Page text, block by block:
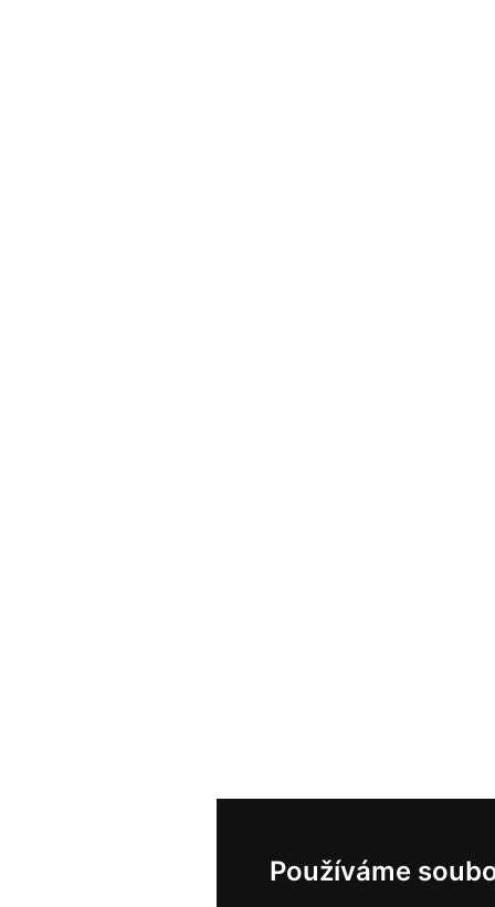
Používáme